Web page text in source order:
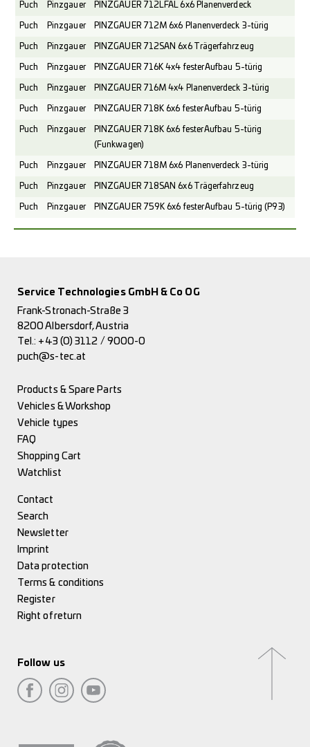
Puch Pinzgauer PINZGAUER 712LFAL 6x6 Planenverdeck
Puch Pinzgauer PINZGAUER 712M 6x6 Planenverdeck 3-türig
Puch Pinzgauer PINZGAUER 712SAN 6x6 Trägerfahrzeug
Puch Pinzgauer PINZGAUER 716K 4x4 fester Aufbau 5-türig
Puch Pinzgauer PINZGAUER 716M 4x4 Planenverdeck 3-türig
Puch Pinzgauer PINZGAUER 718K 6x6 fester Aufbau 5-türig
Puch Pinzgauer
PINZGAUER 718K 6x6 fester Aufbau 5-türig
(Funkwagen)
Puch Pinzgauer PINZGAUER 718M 6x6 Planenverdeck 3-türig
Puch Pinzgauer PINZGAUER 718SAN 6x6 Trägerfahrzeug
Puch Pinzgauer PINZGAUER 759K 6x6 fester Aufbau 5-türig (P93)
Service Technologies GmbH & Co OG
Frank-Stronach-Straße 3
8200 Albersdorf, Austria
Tel.: +43 (0) 3112 / 9000-0
puch@s-tec.at
Products & Spare Parts
Vehicles & Workshop
Vehicle types
FAQ
Shopping Cart
Watchlist
Contact
Search
Newsletter
Imprint
Data protection
Terms & conditions
Register
Right of return
Follow us